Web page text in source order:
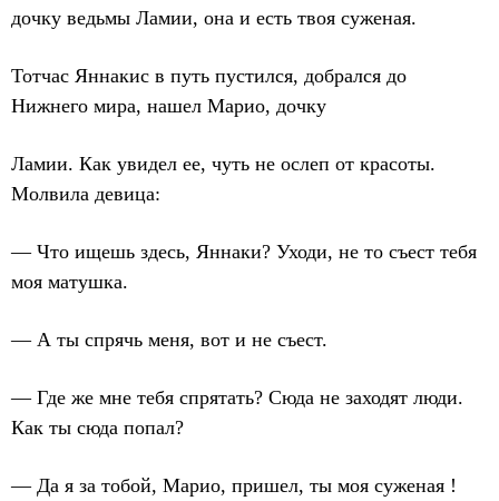
дочку ведьмы Ламии, она и есть твоя суженая.
Тотчас Яннакис в путь пустился, добрался до
Нижнего мира, нашел Марио, дочку
Ламии. Как увидел ее, чуть не ослеп от красоты.
Молвила девица:
— Что ищешь здесь, Яннаки? Уходи, не то съест тебя
моя матушка.
— А ты спрячь меня, вот и не съест.
— Где же мне тебя спрятать? Сюда не заходят люди.
Как ты сюда попал?
— Да я за тобой, Марио, пришел, ты моя суженая !